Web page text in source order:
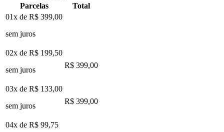
Parcelas
Total
01x de R$ 399,00
sem juros
02x de R$ 199,50
sem juros
R$ 399,00
03x de R$ 133,00
sem juros
R$ 399,00
04x de R$ 99,75